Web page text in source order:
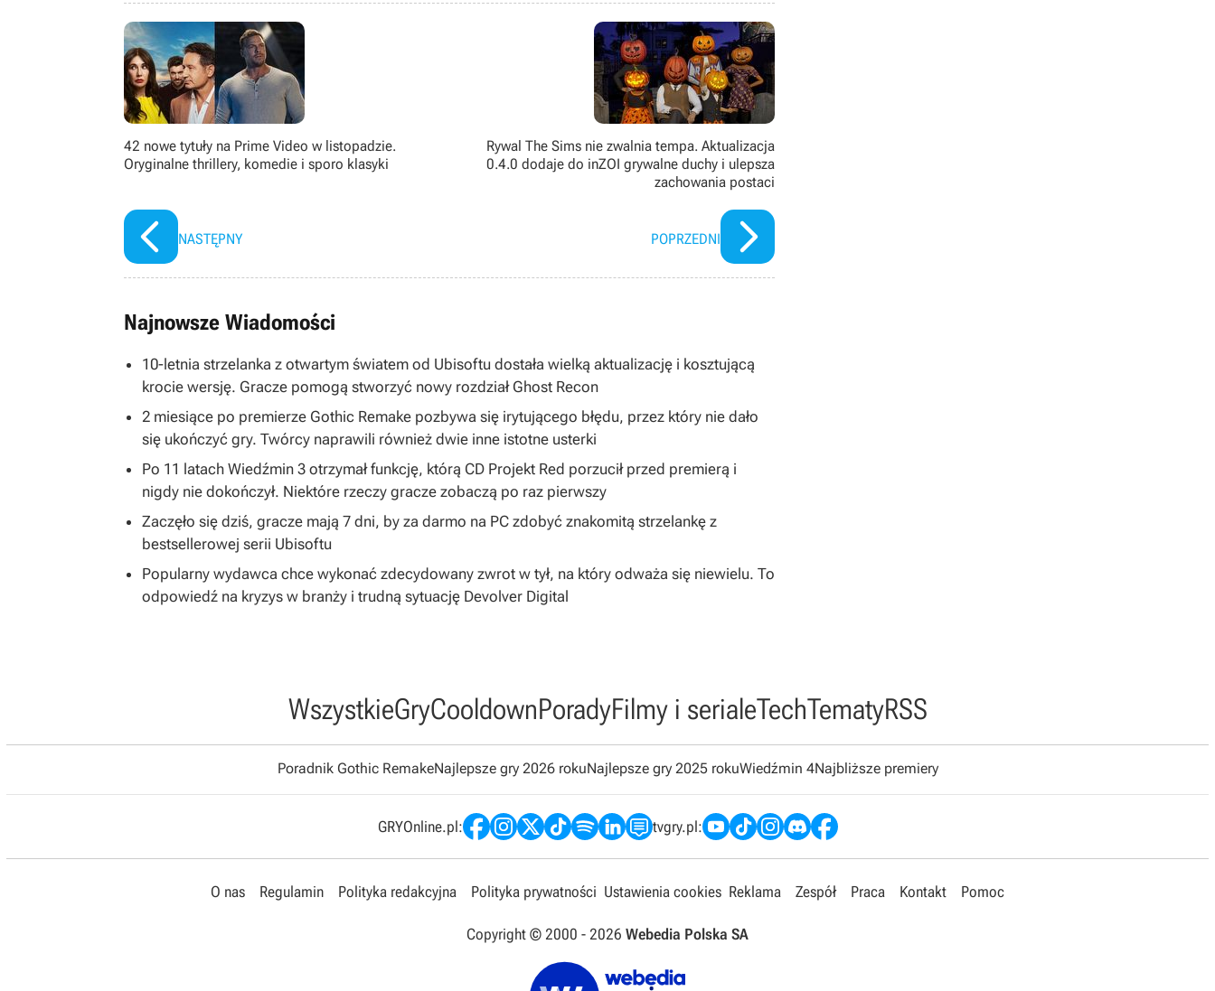
do wielu przekonuje się dopiero, gdy szum wokół nich ucichnie. Wieczory uwielbia spędzać nie tylko przy
filmach, serialach, książkach oraz grach wideo, ale też przy RPG-ach tekstowych, w których siedzi od
kilkunastu lat.
42 nowe tytuły na Prime Video w listopadzie.
Oryginalne thrillery, komedie i sporo klasyki
NASTĘPNY
Rywal The Sims nie zwalnia tempa. Aktualizacja
0.4.0 dodaje do inZOI grywalne duchy i ulepsza
zachowania postaci
POPRZEDNI
Najnowsze Wiadomości
10-letnia strzelanka z otwartym światem od Ubisoftu dostała wielką aktualizację i kosztującą
krocie wersję. Gracze pomogą stworzyć nowy rozdział Ghost Recon
2 miesiące po premierze Gothic Remake pozbywa się irytującego błędu, przez który nie dało
się ukończyć gry. Twórcy naprawili również dwie inne istotne usterki
Po 11 latach Wiedźmin 3 otrzymał funkcję, którą CD Projekt Red porzucił przed premierą i
nigdy nie dokończył. Niektóre rzeczy gracze zobaczą po raz pierwszy
Zaczęło się dziś, gracze mają 7 dni, by za darmo na PC zdobyć znakomitą strzelankę z
bestsellerowej serii Ubisoftu
Popularny wydawca chce wykonać zdecydowany zwrot w tył, na który odważa się niewielu. To
odpowiedź na kryzys w branży i trudną sytuację Devolver Digital
WszystkieGryCooldownPoradyFilmy i serialeTechTematyRSS
Poradnik Gothic RemakeNajlepsze gry 2026 rokuNajlepsze gry 2025 rokuWiedźmin 4Najbliższe premiery
GRYOnline.pl: tvgry.pl:
O nas Regulamin Polityka redakcyjna Polityka prywatności Ustawienia cookies Reklama Zespół Praca Kontakt Pomoc
Copyright © 2000 - 2026 Webedia Polska SA